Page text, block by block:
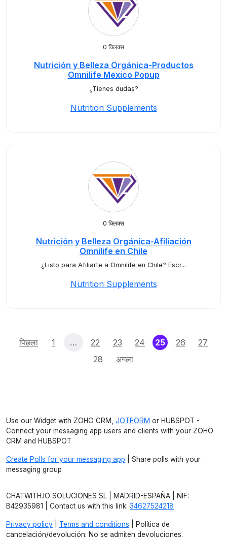
0 क्लिक्स
Nutrición y Belleza Orgánica-Productos
Omnilife Mexico Popup
¿Tienes dudas?
Nutrition Supplements
0 क्लिक्स
Nutrición y Belleza Orgánica-Afiliación
Omnilife en Chile
¿Listo para Afiliarte a Omnilife en Chile? Escr...
Nutrition Supplements
पिछला 1 … 22 23 24 25(current)
26
27
28
अगला
Use our Widget with ZOHO CRM, JOTFORM or HUBSPOT -
Connect your messaging app users and clients with your ZOHO
CRM and HUBSPOT
Create Polls for your messaging app | Share polls with your
messaging group
CHATWITH.IO SOLUCIONES SL | MADRID-ESPAÑA | NIF:
B42935981 | Contact us with this link: 34627524218
Privacy policy Terms and conditions | Política de
cancelación/devolución: No se admiten devoluciones.